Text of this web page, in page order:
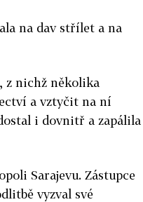
na dav střílet a na
z nichž několika
a vztyčit na ní
i dovnitř a zapálila
Sarajevu. Zástupce
vyzval své